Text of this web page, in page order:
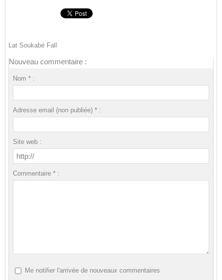
Lat Soukabé Fall
Nouveau commentaire :
Nom * :
Adresse email (non publiée) * :
Site web :
Commentaire * :
Me notifier l'arrivée de nouveaux commentaires